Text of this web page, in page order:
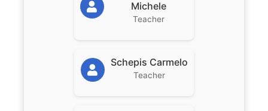
Michele
Teacher
Schepis Carmelo
Teacher